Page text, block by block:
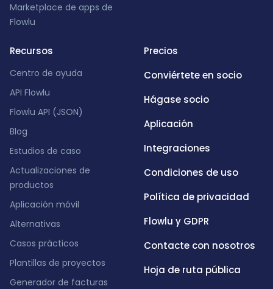
Marketplace de apps de
Flowlu
Recursos
Centro de ayuda
API Flowlu
Flowlu API (JSON)
Blog
Estudios de caso
Actualizaciones de
productos
Aplicación móvil
Alternativas
Casos prácticos
Plantillas de proyectos
Generador de facturas
Precios
Conviértete en socio
Hágase socio
Aplicación
Integraciones
Condiciones de uso
Política de privacidad
Flowlu y GDPR
Contacte con nosotros
Hoja de ruta pública